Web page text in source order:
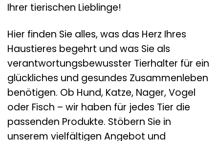
Ihrer tierischen Lieblinge!
Hier finden Sie alles, was das Herz Ihres
Haustieres begehrt und was Sie als
verantwortungsbewusster Tierhalter für ein
glückliches und gesundes Zusammenleben
benötigen. Ob Hund, Katze, Nager, Vogel
oder Fisch – wir haben für jedes Tier die
passenden Produkte. Stöbern Sie in
unserem vielfältigen Angebot und